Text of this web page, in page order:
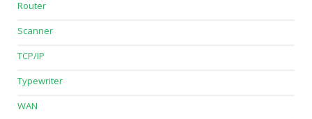
Router
Scanner
TCP/IP
Typewriter
WAN